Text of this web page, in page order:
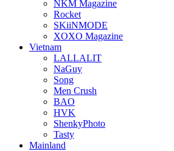
NKM Magazine
Rocket
SKiiNMODE
XOXO Magazine
Vietnam
LALLALIT
NaGuy
Song
Men Crush
BAO
HVK
ShenkyPhoto
Tasty
Mainland